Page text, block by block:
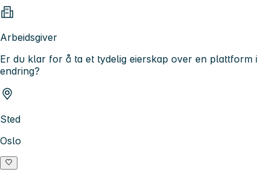
Arbeidsgiver
Er du klar for å ta et tydelig eierskap over en plattform i
endring?
Sted
Oslo